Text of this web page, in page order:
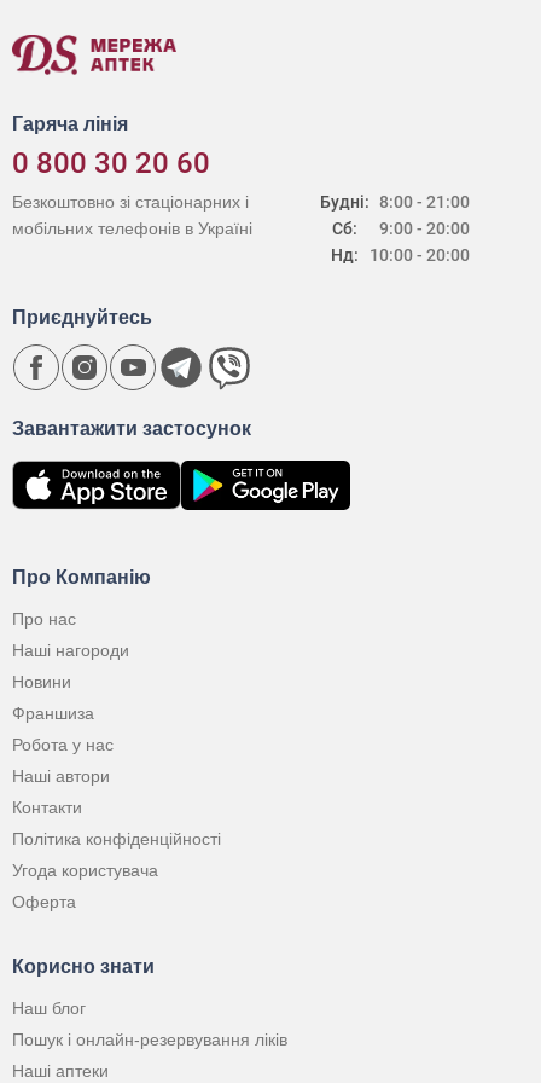
Гаряча лінія
0 800 30 20 60
Будні:
Сб:
Нд:
8:00 - 21:00
9:00 - 20:00
10:00 - 20:00
Безкоштовно зі стаціонарних і
мобільних телефонів в Україні
Про Компанію
Про нас
Наші нагороди
Новини
Франшиза
Робота у нас
Наші автори
Контакти
Політика конфіденційності
Угода користувача
Оферта
Корисно знати
Наш блог
Пошук і онлайн-резервування ліків
Наші аптеки
Завантажити застосунок
Приєднуйтесь